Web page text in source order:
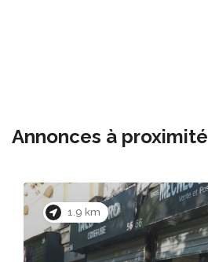
Annonces à proximité
Ouvert maintenant 2.0 km